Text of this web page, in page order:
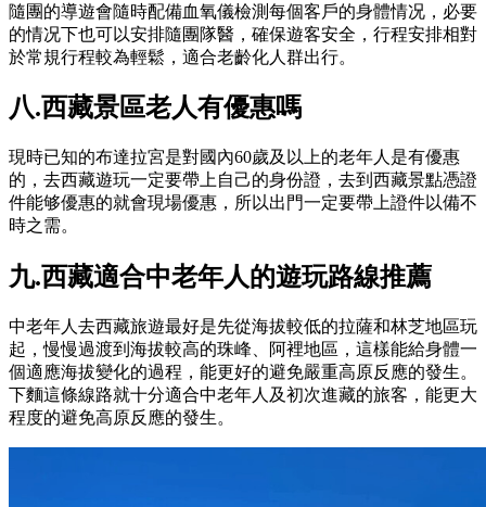
隨團的導遊會隨時配備血氧儀檢測每個客戶的身體情况，必要
的情况下也可以安排隨團隊醫，確保遊客安全，行程安排相對
於常規行程較為輕鬆，適合老齡化人群出行。
八.西藏景區老人有優惠嗎
現時已知的布達拉宮是對國內60歲及以上的老年人是有優惠
的，去西藏遊玩一定要帶上自己的身份證，去到西藏景點憑證
件能够優惠的就會現場優惠，所以出門一定要帶上證件以備不
時之需。
九.西藏適合中老年人的遊玩路線推薦
中老年人去西藏旅遊最好是先從海拔較低的拉薩和林芝地區玩
起，慢慢過渡到海拔較高的珠峰、阿裡地區，這樣能給身體一
個適應海拔變化的過程，能更好的避免嚴重高原反應的發生。
下麵這條線路就十分適合中老年人及初次進藏的旅客，能更大
程度的避免高原反應的發生。